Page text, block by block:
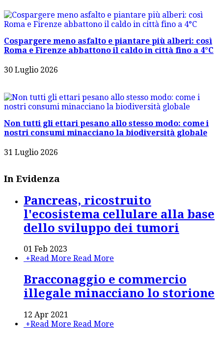
Cospargere meno asfalto e piantare più alberi: così
Roma e Firenze abbattono il caldo in città fino a 4°C
30 Luglio 2026
Non tutti gli ettari pesano allo stesso modo: come i
nostri consumi minacciano la biodiversità globale
31 Luglio 2026
In Evidenza
Pancreas, ricostruito
l'ecosistema cellulare alla base
dello sviluppo dei tumori
01 Feb 2023
+Read More Read More
Bracconaggio e commercio
illegale minacciano lo storione
12 Apr 2021
+Read More Read More